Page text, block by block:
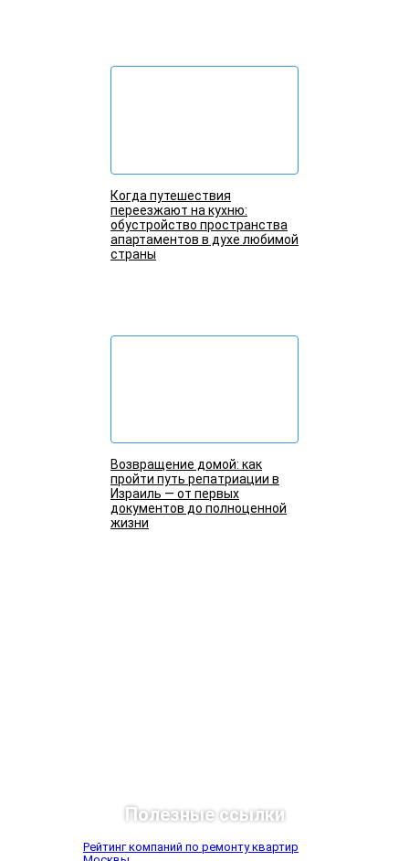
Когда путешествия
переезжают на кухню:
обустройство пространства
апартаментов в духе любимой
страны
Возвращение домой: как
пройти путь репатриации в
Израиль — от первых
документов до полноценной
жизни
Полезные ссылки
Рейтинг компаний по ремонту квартир